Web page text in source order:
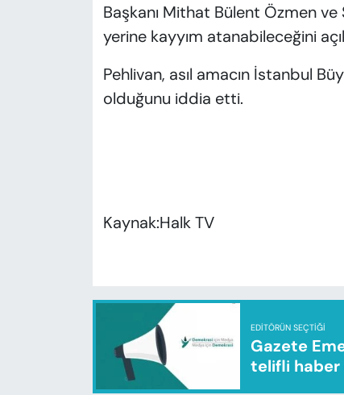
Başkanı Mithat Bülent Özmen
yerine kayyım atanabileceğini
Pehlivan, asıl amacın İstanbul
olduğunu iddia etti.
Kaynak:Halk TV
EDITÖRÜN SEÇTIĞI
Gazete
telifli haber